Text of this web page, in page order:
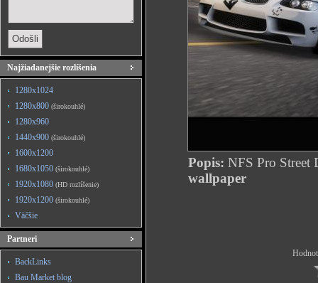
Najžiadanejšie rozlíšenia
1280x1024
1280x800 (širokouhlé)
1280x960
1440x900 (širokouhlé)
1600x1200
1680x1050 (širokouhlé)
1920x1080 (HD rozlíšenie)
1920x1200 (širokouhlé)
Väčšie
Partneri
BackLinks
Bau Market blog
Popis: NFS Pro Street
wallpaper